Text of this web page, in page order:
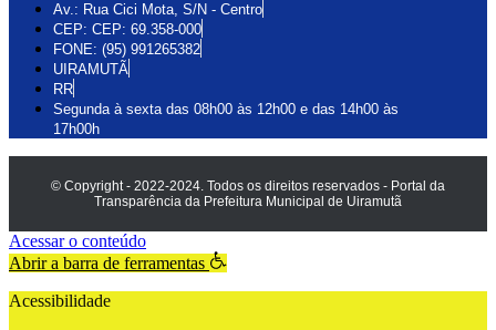
Av.: Rua Cici Mota, S/N - Centro
CEP: CEP: 69.358-000
FONE: (95) 991265382
UIRAMUTÃ
RR
Segunda à sexta das 08h00 às 12h00 e das 14h00 às
17h00h
© Copyright - 2022-2024. Todos os direitos reservados - Portal da
Transparência da Prefeitura Municipal de Uiramutã
Acessar o conteúdo
Abrir a barra de ferramentas
Acessibilidade